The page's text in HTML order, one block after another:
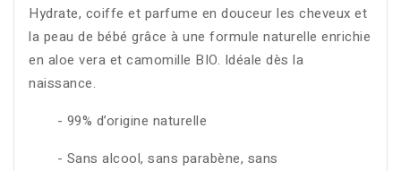
Hydrate, coiffe et parfume en douceur les cheveux et
la peau de bébé grâce à une formule naturelle enrichie
en aloe vera et camomille BIO. Idéale dès la
naissance.
- 99% d’origine naturelle
- Sans alcool, sans parabène, sans